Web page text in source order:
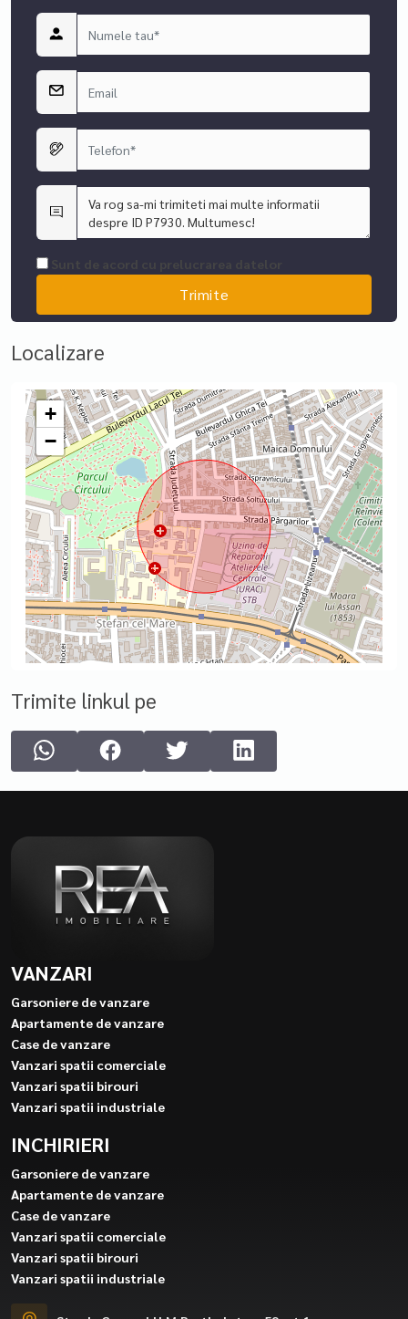
Localizare
+
−
Trimite linkul pe
VANZARI
Garsoniere de vanzare
Apartamente de vanzare
Case de vanzare
Vanzari spatii comerciale
Vanzari spatii birouri
Vanzari spatii industriale
INCHIRIERI
Garsoniere de vanzare
Apartamente de vanzare
Case de vanzare
Vanzari spatii comerciale
Vanzari spatii birouri
Vanzari spatii industriale